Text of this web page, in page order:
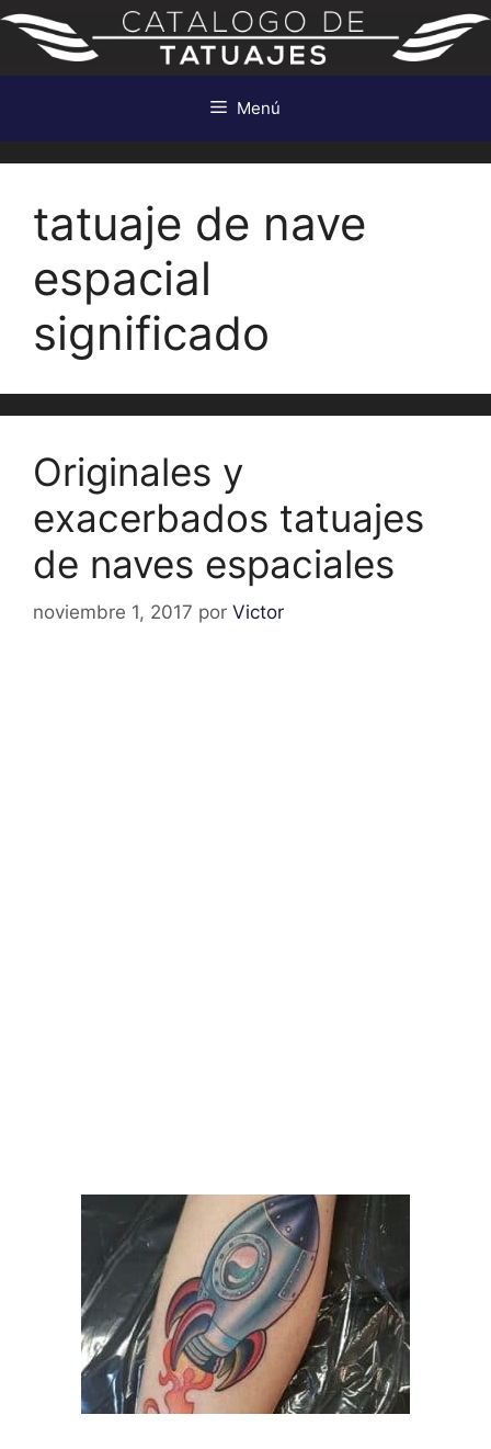
Saltar
contenido
Menú
tatuaje de nave
espacial
significado
Originales y
exacerbados tatuajes
de naves espaciales
noviembre 1, 2017 por Victor